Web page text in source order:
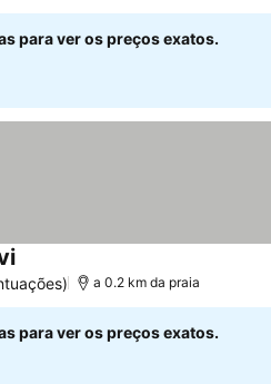
para ver os preços exatos.
Ver preços
a 0.2 km da praia
para ver os preços exatos.